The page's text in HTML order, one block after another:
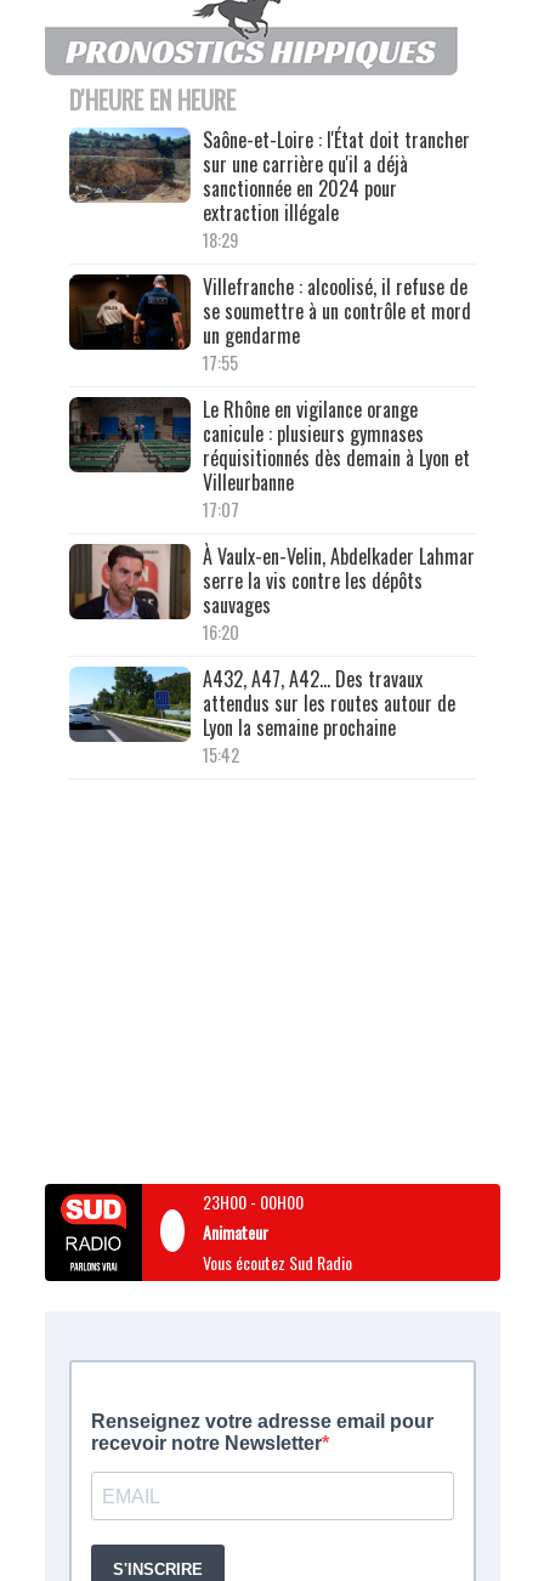
D'HEURE EN HEURE
Saône-et-Loire : l'État doit trancher
sur une carrière qu'il a déjà
sanctionnée en 2024 pour
extraction illégale
18:29
Villefranche : alcoolisé, il refuse de
se soumettre à un contrôle et mord
un gendarme
17:55
Le Rhône en vigilance orange
canicule : plusieurs gymnases
réquisitionnés dès demain à Lyon et
Villeurbanne
17:07
À Vaulx-en-Velin, Abdelkader Lahmar
serre la vis contre les dépôts
sauvages
16:20
A432, A47, A42… Des travaux
attendus sur les routes autour de
Lyon la semaine prochaine
15:42
23H00- 00H00
Animateur
Vous écoutez Sud Radio